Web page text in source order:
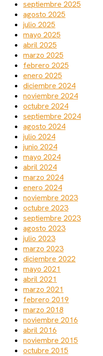
septiembre 2025
agosto 2025
julio 2025
mayo 2025
abril 2025
marzo 2025
febrero 2025
enero 2025
diciembre 2024
noviembre 2024
octubre 2024
septiembre 2024
agosto 2024
julio 2024
junio 2024
mayo 2024
abril 2024
marzo 2024
enero 2024
noviembre 2023
octubre 2023
septiembre 2023
agosto 2023
julio 2023
marzo 2023
diciembre 2022
mayo 2021
abril 2021
marzo 2021
febrero 2019
marzo 2018
noviembre 2016
abril 2016
noviembre 2015
octubre 2015